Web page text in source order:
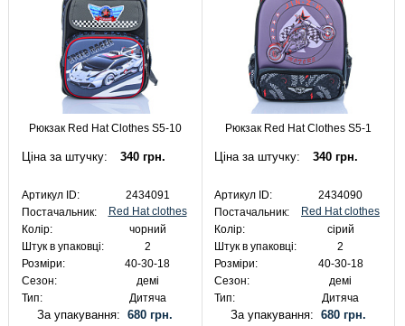
Рюкзак Red Hat Clothes S5-10
Ціна за штучку: 340 грн.
Артикул ID:
2434091
Постачальник:
Red Hat clothes
Колір:
чорний
Штук в упаковці:
2
Розміри:
40-30-18
Сезон:
демі
Тип:
Дитяча
За упакування:680 грн.
Рюкзак Red Hat Clothes S5-1
Ціна за штучку: 340 грн.
Артикул ID:
2434090
Постачальник:
Red Hat clothes
Колір:
сірий
Штук в упаковці:
2
Розміри:
40-30-18
Сезон:
демі
Тип:
Дитяча
За упакування: 680 грн.